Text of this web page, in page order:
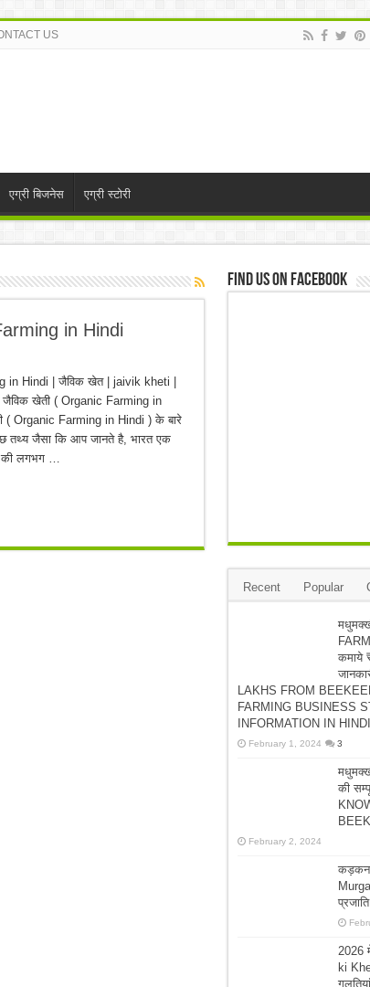
US
एग्री बिजनेस एग्री स्टोरी
in Hindi
in Hindi | जैविक खेत | jaivik kheti |
खेती ( Organic Farming in
( Organic Farming in Hindi ) के बारे
तथ्य जैसा कि आप जानते है, भारत एक
की लगभग …
Find us on Facebook
Recent Popular
कमाये
LAKHS FROM
FARMING BUSINESS
INFORMATION IN HINDI
February 1, 2024 3
की
February 2, 2024
2026
ki